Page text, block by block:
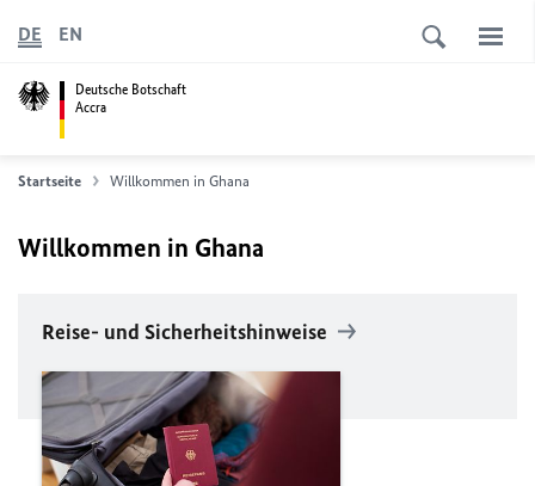
Deutsche Botschaft
Accra
DE EN
Startseite Willkommen in Ghana
Willkommen in Ghana
Reise- und Sicherheitshinweise